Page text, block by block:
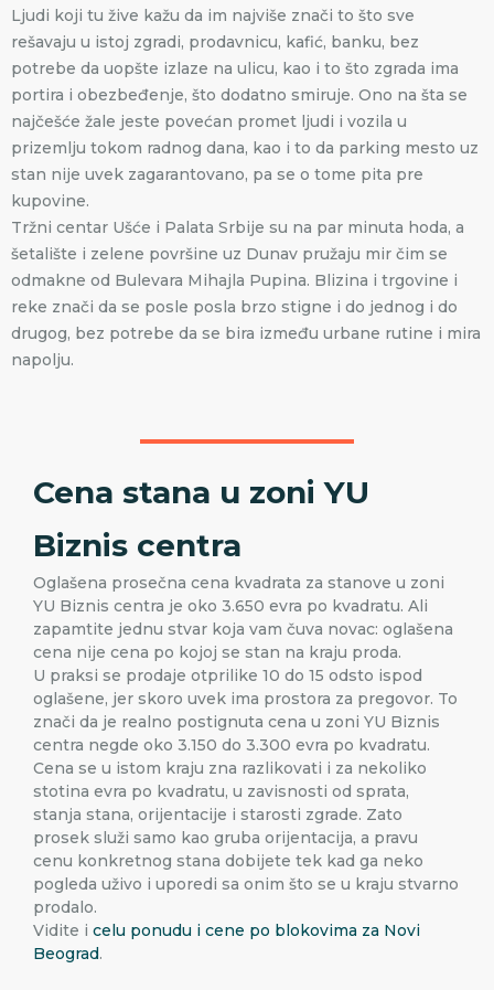
Ljudi koji tu žive kažu da im najviše znači to što sve
rešavaju u istoj zgradi, prodavnicu, kafić, banku, bez
potrebe da uopšte izlaze na ulicu, kao i to što zgrada ima
portira i obezbeđenje, što dodatno smiruje. Ono na šta se
najčešće žale jeste povećan promet ljudi i vozila u
prizemlju tokom radnog dana, kao i to da parking mesto uz
stan nije uvek zagarantovano, pa se o tome pita pre
kupovine.
Tržni centar Ušće i Palata Srbije su na par minuta hoda, a
šetalište i zelene površine uz Dunav pružaju mir čim se
odmakne od Bulevara Mihajla Pupina. Blizina i trgovine i
reke znači da se posle posla brzo stigne i do jednog i do
drugog, bez potrebe da se bira između urbane rutine i mira
napolju.
Cena stana u zoni YU
Biznis centra
Oglašena prosečna cena kvadrata za stanove u zoni
YU Biznis centra je oko 3.650 evra po kvadratu. Ali
zapamtite jednu stvar koja vam čuva novac: oglašena
cena nije cena po kojoj se stan na kraju proda.
U praksi se prodaje otprilike 10 do 15 odsto ispod
oglašene, jer skoro uvek ima prostora za pregovor. To
znači da je realno postignuta cena u zoni YU Biznis
centra negde oko 3.150 do 3.300 evra po kvadratu.
Cena se u istom kraju zna razlikovati i za nekoliko
stotina evra po kvadratu, u zavisnosti od sprata,
stanja stana, orijentacije i starosti zgrade. Zato
prosek služi samo kao gruba orijentacija, a pravu
cenu konkretnog stana dobijete tek kad ga neko
pogleda uživo i uporedi sa onim što se u kraju stvarno
prodalo.
Vidite i celu ponudu i cene po blokovima za Novi
Beograd.